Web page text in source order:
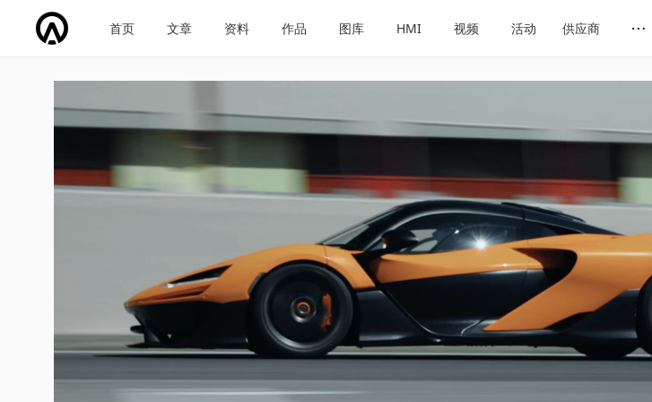
首页 文章 资料 作品 图库 HMI 视频 活动 供应商